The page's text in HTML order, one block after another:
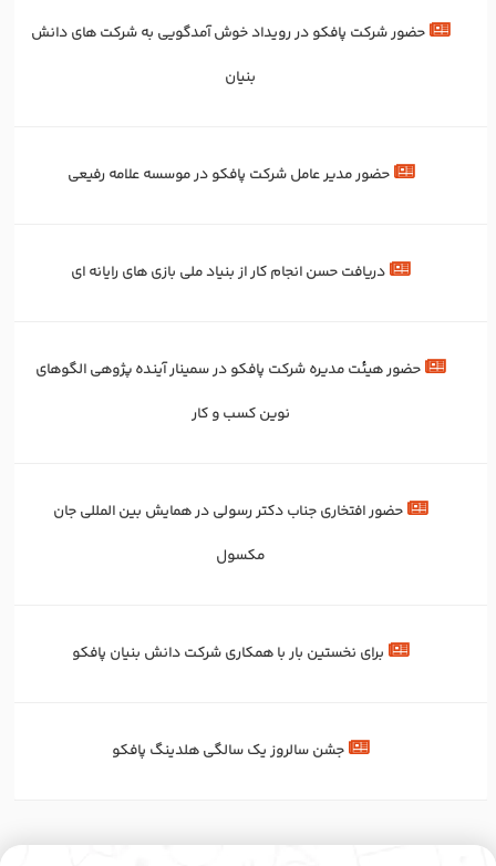
حضور شرکت پافکو در رویداد خوش آمدگویی به شرکت های دانش
بنیان
حضور مدیر عامل شرکت پافکو در موسسه علامه رفیعی
دریافت حسن انجام کار از بنیاد ملی بازی های رایانه ای
حضور هیئت مدیره شرکت پافکو در سمینار آینده پژوهی الگوهای
نوین کسب و کار
حضور افتخاری جناب دکتر رسولی در همایش بین المللی جان
مکسول
برای‌ نخستین‌ بار با همکاری شرکت دانش بنیان پافکو
جشن سالروز یک سالگی هلدینگ پافکو